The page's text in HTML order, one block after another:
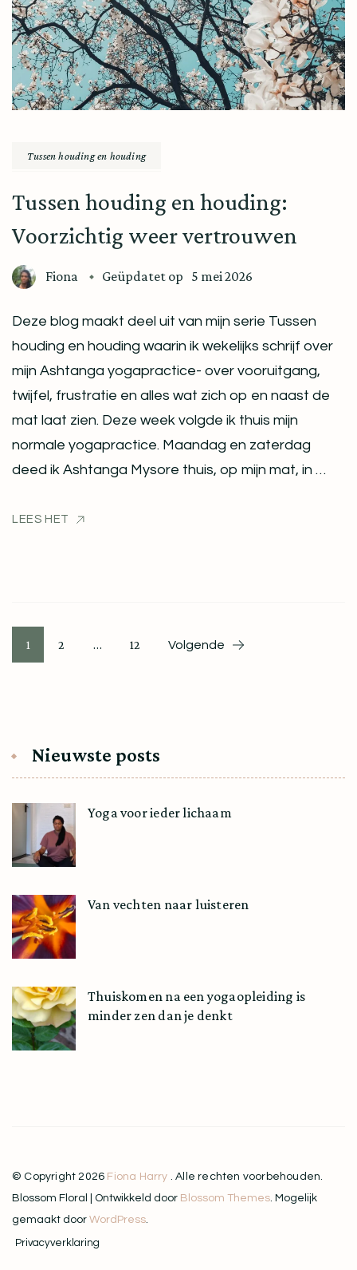
Tussen houding en houding
Tussen houding en houding:
Voorzichtig weer vertrouwen
Fiona Geüpdatet op 5 mei 2026
Deze blog maakt deel uit van mijn serie Tussen
houding en houding waarin ik wekelijks schrijf over
mijn Ashtanga yogapractice- over vooruitgang,
twijfel, frustratie en alles wat zich op en naast de
mat laat zien. Deze week volgde ik thuis mijn
normale yogapractice. Maandag en zaterdag
deed ik Ashtanga Mysore thuis, op mijn mat, in …
LEES HET
Berichten
Pagina
1 Pagina
2 … Pagina
12 Volgende
Nieuwste posts
Yoga voor ieder lichaam
Van vechten naar luisteren
Thuiskomen na een yogaopleiding is
minder zen dan je denkt
© Copyright 2026 Fiona Harry . Alle rechten voorbehouden.
Blossom Floral | Ontwikkeld door Blossom Themes. Mogelijk
gemaakt door WordPress.
Privacyverklaring